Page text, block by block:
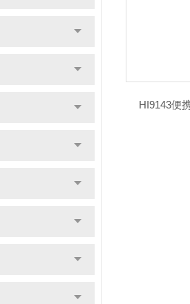
HI9143便